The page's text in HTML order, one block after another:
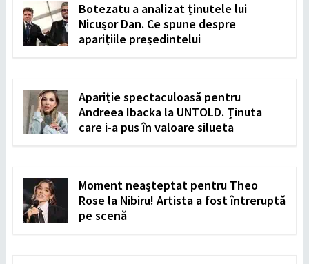
Botezatu a analizat ținutele lui
Nicușor Dan. Ce spune despre
aparițiile președintelui
Apariție spectaculoasă pentru
Andreea Ibacka la UNTOLD. Ținuta
care i-a pus în valoare silueta
Moment neașteptat pentru Theo
Rose la Nibiru! Artista a fost întreruptă
pe scenă